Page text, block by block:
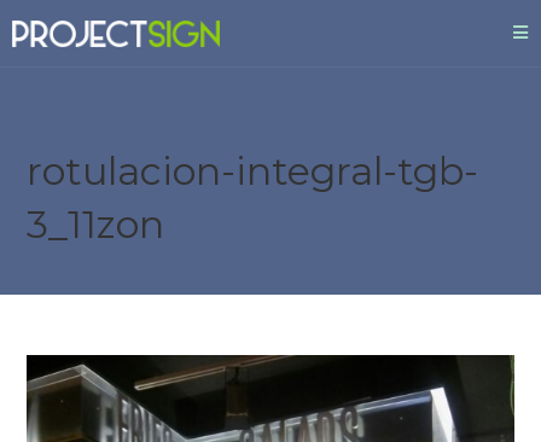
rotulacion-integral-tgb-
3_11zon